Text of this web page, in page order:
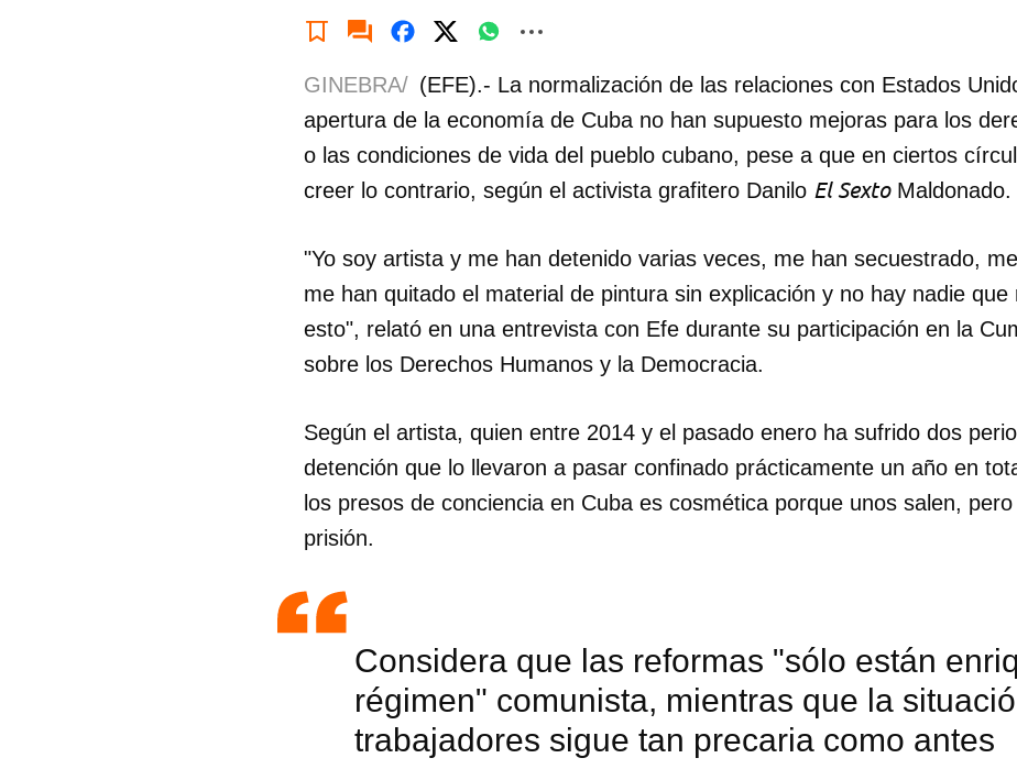
GINEBRA/ (EFE).- La normalización de las relaciones con Estados
apertura de la economía de Cuba no han supuesto mejoras para los
o las condiciones de vida del pueblo cubano, pese a que en ciertos
creer lo contrario, según el activista grafitero Danilo El SextoMaldonado.
"Yo soy artista y me han detenido varias veces, me han secuestrado,
me han quitado el material de pintura sin explicación y no hay nadie que
esto", relató en una entrevista con Efe durante su participación en la
sobre los Derechos Humanos y la Democracia.
Según el artista, quien entre 2014 y el pasado enero ha sufrido dos
detención que lo llevaron a pasar confinado prácticamente un año en
los presos de conciencia en Cuba es cosmética porque unos salen,
prisión.
Considera que las reformas "sólo están
régimen" comunista, mientras que la
trabajadores sigue tan precaria como antes